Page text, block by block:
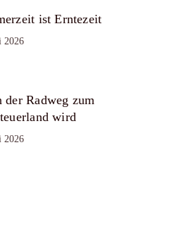
ist Erntezeit
2026
der Radweg zum
wird
2026